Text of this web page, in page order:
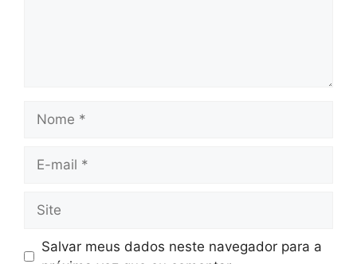
mail
Salvar meus dados neste navegador para a